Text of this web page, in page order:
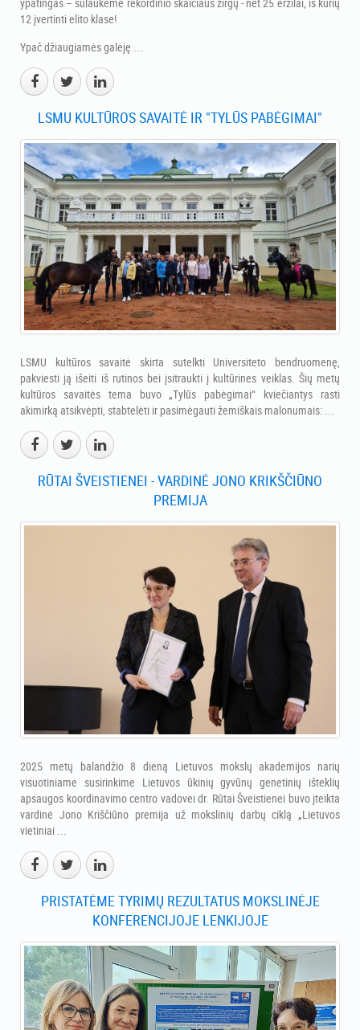
12 įvertinti elito klase!
Ypač džiaugiamės galėję ...
LSMU KULTŪROS SAVAITĖ IR "TYLŪS PABĖGIMAI"
LSMU kultūros savaitė skirta sutelkti Universiteto bendruomenę,
pakviesti ją išeiti iš rutinos bei įsitraukti į kultūrines veiklas. Šių metų
kultūros savaitės tema buvo „Tylūs pabėgimai“ kviečiantys rasti
akimirką atsikvėpti, stabtelėti ir pasimėgauti žemiškais malonumais: ...
RŪTAI ŠVEISTIENEI - VARDINĖ JONO KRIKŠČIŪNO
PREMIJA
2025 metų balandžio 8 dieną Lietuvos mokslų akademijos narių
visuotiniame susirinkime Lietuvos ūkinių gyvūnų genetinių išteklių
apsaugos koordinavimo centro vadovei dr. Rūtai Šveistienei buvo įteikta
vardinė Jono Kriščiūno premija už mokslinių darbų ciklą „Lietuvos
vietiniai ...
PRISTATĖME TYRIMŲ REZULTATUS MOKSLINĖJE
KONFERENCIJOJE LENKIJOJE